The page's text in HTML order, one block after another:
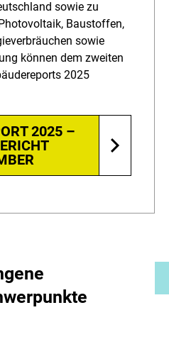
sowie zu
Baustoffen,
sowie
können dem zweiten
2025
2025 –